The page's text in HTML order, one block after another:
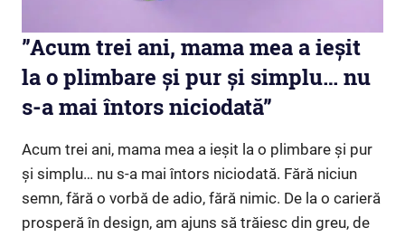
”Acum trei ani, mama mea a ieșit
la o plimbare și pur și simplu… nu
s-a mai întors niciodată”
Acum trei ani, mama mea a ieșit la o plimbare și pur
și simplu… nu s-a mai întors niciodată. Fără niciun
semn, fără o vorbă de adio, fără nimic. De la o carieră
prosperă în design, am ajuns să trăiesc din greu, de